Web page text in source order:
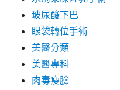
玻尿酸下巴
眼袋轉位手術
美醫分類
美醫專科
肉毒瘦臉